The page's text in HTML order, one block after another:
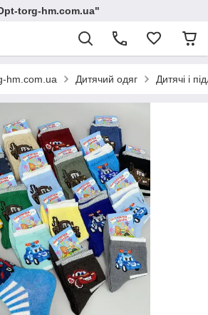
torg-hm.com.ua"
hm.com.ua Дитячий одяг Дитячі і